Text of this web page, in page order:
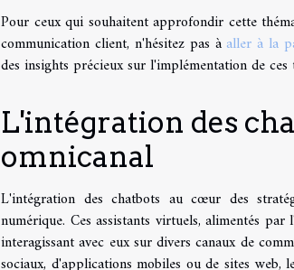
Pour ceux qui souhaitent approfondir cette
communication client, n'hésitez pas à aller à la
des insights précieux sur l'implémentation de
L'intégration des
omnicanal
L'intégration des chatbots au cœur des
numérique. Ces assistants virtuels, alimentés
interagissant avec eux sur divers canaux de
sociaux, d'applications mobiles ou de sites web,